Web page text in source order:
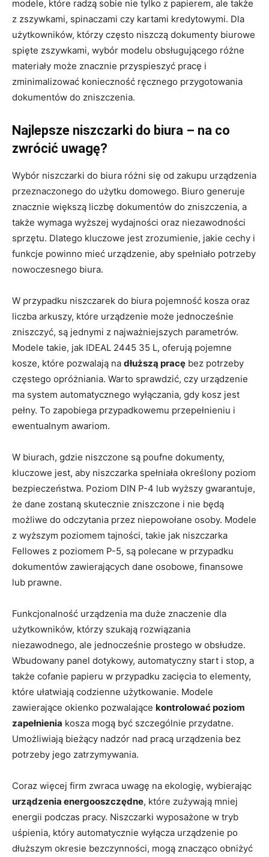
modele, które radzą sobie nie tylko z papierem, ale także
z zszywkami, spinaczami czy kartami kredytowymi. Dla
użytkowników, którzy często niszczą dokumenty biurowe
spięte zszywkami, wybór modelu obsługującego różne
materiały może znacznie przyspieszyć pracę i
zminimalizować konieczność ręcznego przygotowania
dokumentów do zniszczenia.
Najlepsze niszczarki do biura – na co
zwrócić uwagę?
Wybór niszczarki do biura różni się od zakupu urządzenia
przeznaczonego do użytku domowego. Biuro generuje
znacznie większą liczbę dokumentów do zniszczenia, a
także wymaga wyższej wydajności oraz niezawodności
sprzętu. Dlatego kluczowe jest zrozumienie, jakie cechy i
funkcje powinno mieć urządzenie, aby spełniało potrzeby
nowoczesnego biura.
W przypadku niszczarek do biura pojemność kosza oraz
liczba arkuszy, które urządzenie może jednocześnie
zniszczyć, są jednymi z najważniejszych parametrów.
Modele takie, jak IDEAL 2445 35 L, oferują pojemne
kosze, które pozwalają na dłuższą pracę bez potrzeby
częstego opróżniania. Warto sprawdzić, czy urządzenie
ma system automatycznego wyłączania, gdy kosz jest
pełny. To zapobiega przypadkowemu przepełnieniu i
ewentualnym awariom.
W biurach, gdzie niszczone są poufne dokumenty,
kluczowe jest, aby niszczarka spełniała określony poziom
bezpieczeństwa. Poziom DIN P-4 lub wyższy gwarantuje,
że dane zostaną skutecznie zniszczone i nie będą
możliwe do odczytania przez niepowołane osoby. Modele
z wyższym poziomem tajności, takie jak niszczarka
Fellowes z poziomem P-5, są polecane w przypadku
dokumentów zawierających dane osobowe, finansowe
lub prawne.
Funkcjonalność urządzenia ma duże znaczenie dla
użytkowników, którzy szukają rozwiązania
niezawodnego, ale jednocześnie prostego w obsłudze.
Wbudowany panel dotykowy, automatyczny start i stop, a
także cofanie papieru w przypadku zacięcia to elementy,
które ułatwiają codzienne użytkowanie. Modele
zawierające okienko pozwalające kontrolować poziom
zapełnienia kosza mogą być szczególnie przydatne.
Umożliwiają bieżący nadzór nad pracą urządzenia bez
potrzeby jego zatrzymywania.
Coraz więcej firm zwraca uwagę na ekologię, wybierając
urządzenia energooszczędne, które zużywają mniej
energii podczas pracy. Niszczarki wyposażone w tryb
uśpienia, który automatycznie wyłącza urządzenie po
dłuższym okresie bezczynności, mogą znacząco obniżyć